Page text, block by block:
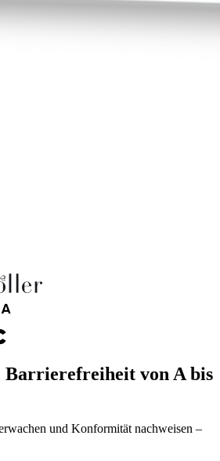
von A bis
und Konformität nachweisen –